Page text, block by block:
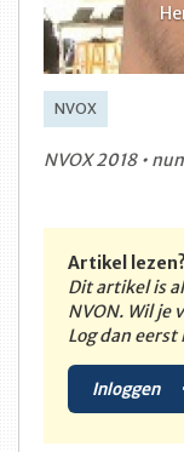
NVOX
NVOX 2018 •
Artikel
Dit artikel is
NVON. Wil je
Log dan eerst
Inloggen